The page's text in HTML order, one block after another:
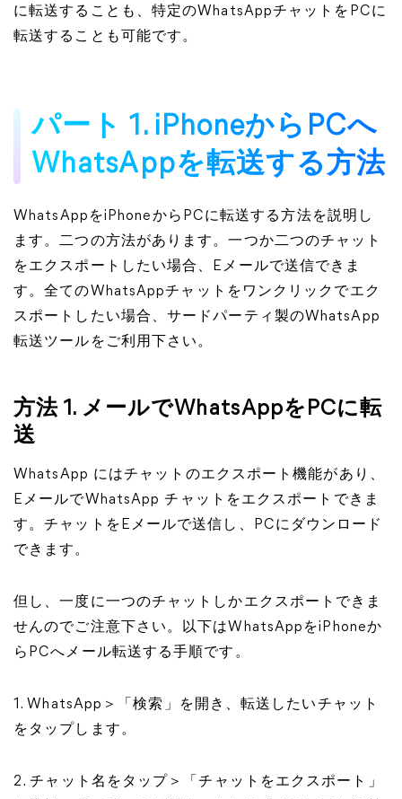
に転送することも、特定のWhatsAppチャットをPCに
転送することも可能です。
パート 1. iPhoneからPCへ
WhatsAppを転送する方法
WhatsAppをiPhoneからPCに転送する方法を説明し
ます。二つの方法があります。一つか二つのチャット
をエクスポートしたい場合、Eメールで送信できま
す。全てのWhatsAppチャットをワンクリックでエク
スポートしたい場合、サードパーティ製のWhatsApp
転送ツールをご利用下さい。
方法 1. メールでWhatsAppをPCに転
送
WhatsApp にはチャットのエクスポート機能があり、
EメールでWhatsApp チャットをエクスポートできま
す。チャットをEメールで送信し、PCにダウンロード
できます。
但し、一度に一つのチャットしかエクスポートできま
せんのでご注意下さい。以下はWhatsAppをiPhoneか
らPCへメール転送する手順です。
1. WhatsApp＞「検索」を開き、転送したいチャット
をタップします。
2. チャット名をタップ＞「チャットをエクスポート」